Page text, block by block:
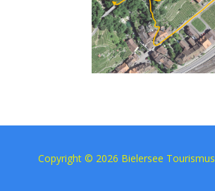
Copyright © 2026 Bielersee Tourismus